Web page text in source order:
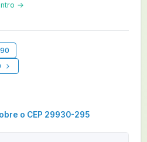
→
o CEP 29930-295